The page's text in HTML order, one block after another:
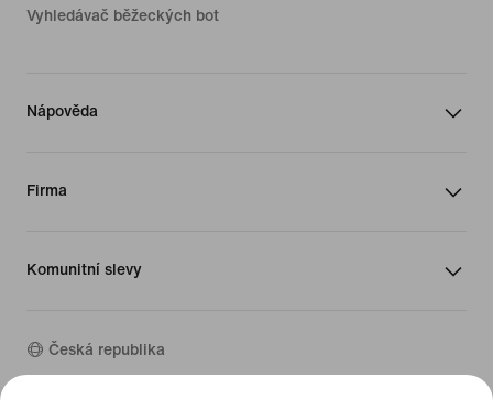
Vyhledávač běžeckých bot
Nápověda
Firma
Komunitní slevy
Česká republika